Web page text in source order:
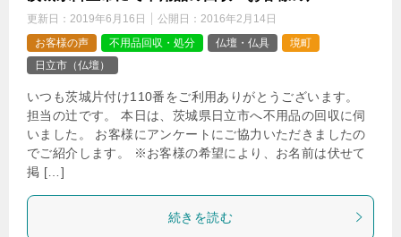
更新日： 2019年6月16日 公開日： 2016年2月14日
お客様の声
不用品回収・処分 仏壇・仏具
境町
日立市（仏壇）
いつも茨城片付け110番をご利用ありがとうございます。
担当の辻です。 本日は、茨城県日立市へ不用品の回収に伺
いました。 お客様にアンケートにご協力いただきましたの
でご紹介します。 ※お客様の希望により、お名前は伏せて
掲 […]
続きを読む